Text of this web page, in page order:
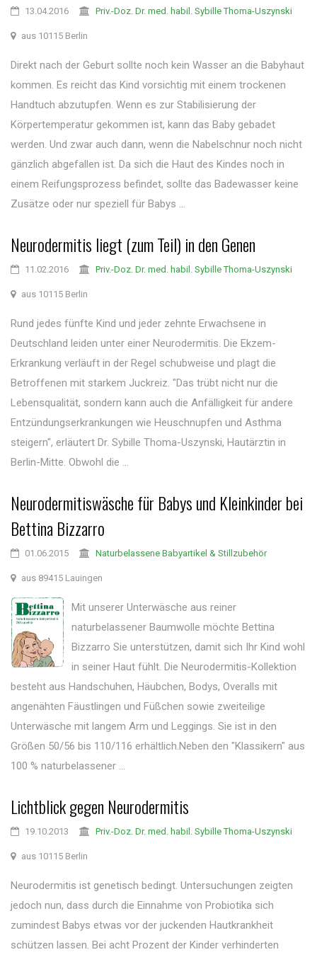
13.04.2016 Priv.-Doz. Dr. med. habil. Sybille Thoma-Uszynski
aus 10115 Berlin
Direkt nach der Geburt sollte noch kein Wasser an die Babyhaut
kommen. Es reicht das Kind vorsichtig mit einem trockenen
Handtuch abzutupfen. Wenn es zur Stabilisierung der
Körpertemperatur gekommen ist, kann das Baby gebadet
werden. Und zwar auch dann, wenn die Nabelschnur noch nicht
gänzlich abgefallen ist. Da sich die Haut des Kindes noch in
einem Reifungsprozess befindet, sollte das Badewasser keine
Zusätze oder nur speziell für Babys ...
Neurodermitis liegt (zum Teil) in den Genen
11.02.2016 Priv.-Doz. Dr. med. habil. Sybille Thoma-Uszynski
aus 10115 Berlin
Rund jedes fünfte Kind und jeder zehnte Erwachsene in
Deutschland leiden unter einer Neurodermitis. Die Ekzem-
Erkrankung verläuft in der Regel schubweise und plagt die
Betroffenen mit starkem Juckreiz. "Das trübt nicht nur die
Lebensqualität, sondern kann auch die Anfälligkeit für andere
Entzündungserkrankungen wie Heuschnupfen und Asthma
steigern", erläutert Dr. Sybille Thoma-Uszynski, Hautärztin in
Berlin-Mitte. Obwohl die ...
Neurodermitiswäsche für Babys und Kleinkinder bei
Bettina Bizzarro
01.06.2015 Naturbelassene Babyartikel & Stillzubehör
aus 89415 Lauingen
Mit unserer Unterwäsche aus reiner
naturbelassener Baumwolle möchte Bettina
Bizzarro Sie unterstützen, damit sich Ihr Kind wohl
in seiner Haut fühlt. Die Neurodermitis-Kollektion
besteht aus Handschuhen, Häubchen, Bodys, Overalls mit
angenähten Fäustlingen und Füßchen sowie zweiteilige
Unterwäsche mit langem Arm und Leggings. Sie ist in den
Größen 50/56 bis 110/116 erhältlich.Neben den "Klassikern" aus
100 % naturbelassener ...
Lichtblick gegen Neurodermitis
19.10.2013 Priv.-Doz. Dr. med. habil. Sybille Thoma-Uszynski
aus 10115 Berlin
Neurodermitis ist genetisch bedingt. Untersuchungen zeigten
jedoch nun, dass durch die Einnahme von Probiotika sich
zumindest Babys etwas vor der juckenden Hautkrankheit
schützen lassen. Bei acht Prozent der Kinder verhinderten